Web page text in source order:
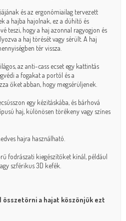
és az ergonómiailag tervezett
a hajba hajolnak, ez a dühítő és
teszi, hogy a haj azonnal ragyogjon és
a haj törését vagy sérült. A haj
tér vissza.
az anti-cass ecset egy kattintás
a fogakat a portól és a
őket abban, hogy megsérüljenek.
egy kézitáskába, és bárhová
haj, különösen törékeny vagy színes
hajra használható.
fodrászati kiegészítőket kínál, például
szférikus 3D kefék.
összetörni a hajat köszönjük ezt